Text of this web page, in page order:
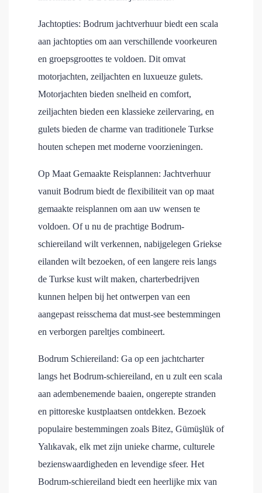
Jachtopties: Bodrum jachtverhuur biedt een scala
aan jachtopties om aan verschillende voorkeuren
en groepsgroottes te voldoen. Dit omvat
motorjachten, zeiljachten en luxueuze gulets.
Motorjachten bieden snelheid en comfort,
zeiljachten bieden een klassieke zeilervaring, en
gulets bieden de charme van traditionele Turkse
houten schepen met moderne voorzieningen.
Op Maat Gemaakte Reisplannen: Jachtverhuur
vanuit Bodrum biedt de flexibiliteit van op maat
gemaakte reisplannen om aan uw wensen te
voldoen. Of u nu de prachtige Bodrum-
schiereiland wilt verkennen, nabijgelegen Griekse
eilanden wilt bezoeken, of een langere reis langs
de Turkse kust wilt maken, charterbedrijven
kunnen helpen bij het ontwerpen van een
aangepast reisschema dat must-see bestemmingen
en verborgen pareltjes combineert.
Bodrum Schiereiland: Ga op een jachtcharter
langs het Bodrum-schiereiland, en u zult een scala
aan adembenemende baaien, ongerepte stranden
en pittoreske kustplaatsen ontdekken. Bezoek
populaire bestemmingen zoals Bitez, Gümüşlük of
Yalıkavak, elk met zijn unieke charme, culturele
bezienswaardigheden en levendige sfeer. Het
Bodrum-schiereiland biedt een heerlijke mix van